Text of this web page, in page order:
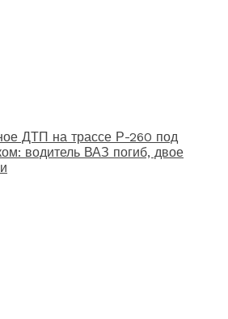
ДТП на трассе Р-260 под
водитель ВАЗ погиб, двое